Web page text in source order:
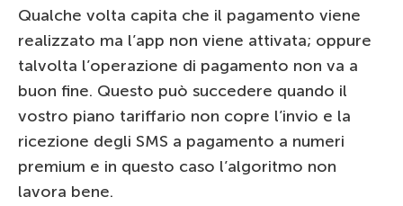
Qualche volta capita che il pagamento viene
realizzato ma l’app non viene attivata; oppure
talvolta l’operazione di pagamento non va a
buon fine. Questo può succedere quando il
vostro piano tariffario non copre l’invio e la
ricezione degli SMS a pagamento a numeri
premium e in questo caso l’algoritmo non
lavora bene.